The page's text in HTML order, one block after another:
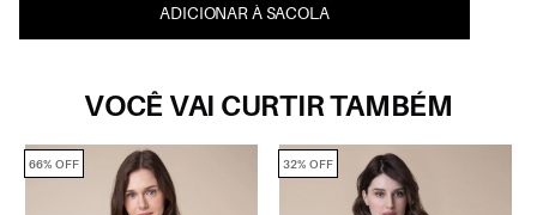
ADICIONAR À SACOLA
VOCÊ VAI CURTIR TAMBÉM
66% OFF 32% OFF